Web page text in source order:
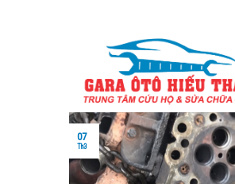
07
Th3